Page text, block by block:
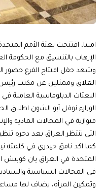
امنيا، افتتحت بعثة الأمم
الإرهاب بالتنسيق مع الحكومة
وشهد حفل افتتاح الفرع حضور
العلاق وممثلين عن مكتب رئيس
البعثات الدبلوماسية العاملة
الوزارء نوفل أبو الشون اطلاق
متوازية في المجالات المادية
التي تنتظر العراق بعد دحره
كما اكد نامق حيدري في كلمته
المتحدة في العراق يان كوبيش
في المجالات السياسية
وتمكين المرأة، يضاف لها